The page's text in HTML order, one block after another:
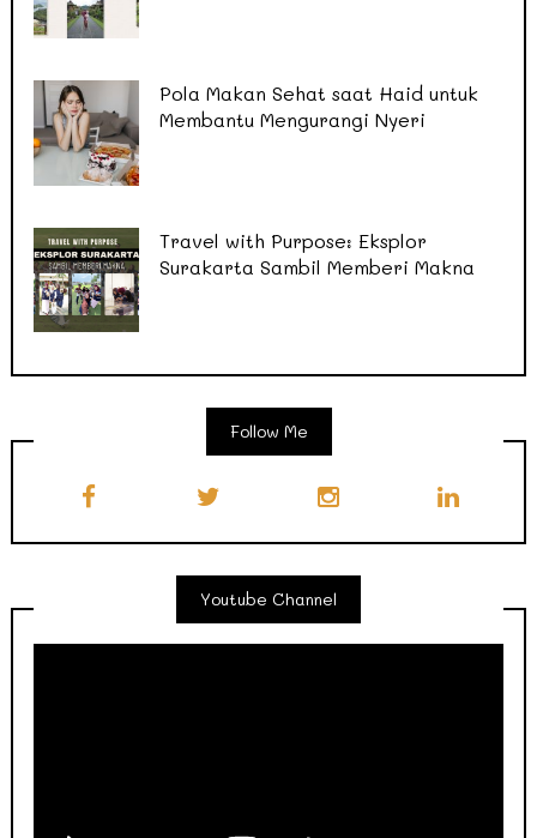
Pola Makan Sehat saat Haid untuk
Membantu Mengurangi Nyeri
Travel with Purpose: Eksplor
Surakarta Sambil Memberi Makna
Follow Me
Youtube Channel